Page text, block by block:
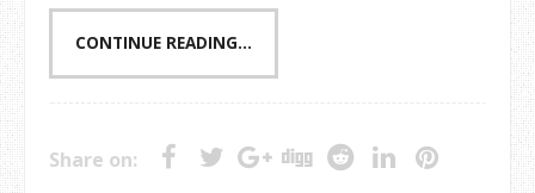
CONTINUE READING...
Share on: